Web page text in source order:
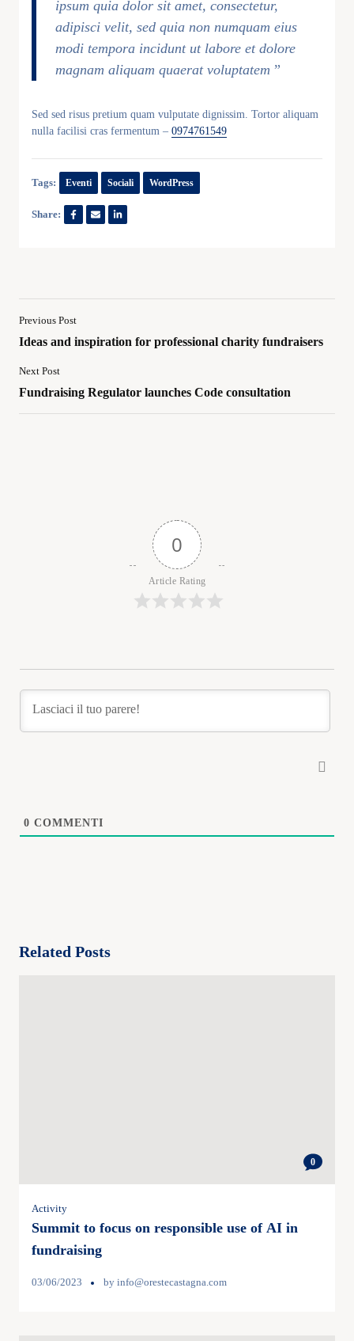
ipsum quia dolor sit amet, consectetur,
adipisci velit, sed quia non numquam eius
modi tempora incidunt ut labore et dolore
magnam aliquam quaerat voluptatem ”
Sed sed risus pretium quam vulputate dignissim. Tortor aliquam
nulla facilisi cras fermentum – 0974761549
Tags: Eventi Sociali WordPress
Share:
Previous Post
Ideas and inspiration for professional charity fundraisers
Next Post
Fundraising Regulator launches Code consultation
0
Article Rating
0 COMMENTI
Related Posts
0
Activity
Summit to focus on responsible use of AI in
fundraising
03/06/2023 by info@orestecastagna.com